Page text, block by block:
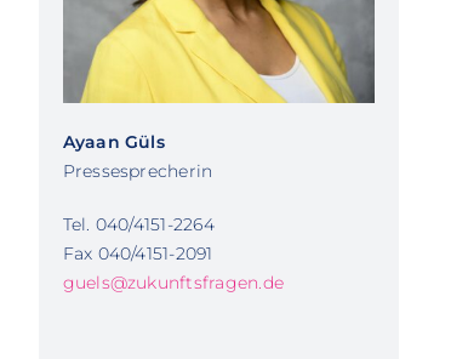
Ayaan Güls
Pressesprecherin
Tel. 040/4151-2264
Fax 040/4151-2091
guels@zukunftsfragen.de